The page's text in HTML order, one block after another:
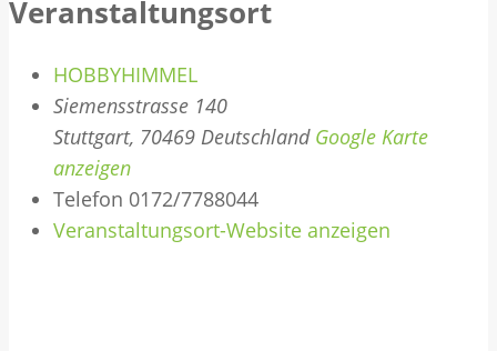
Veranstaltungsort
HOBBYHIMMEL
Siemensstrasse 140
Stuttgart, 70469 Deutschland Google Karte
anzeigen
Telefon 0172/7788044
Veranstaltungsort-Website anzeigen